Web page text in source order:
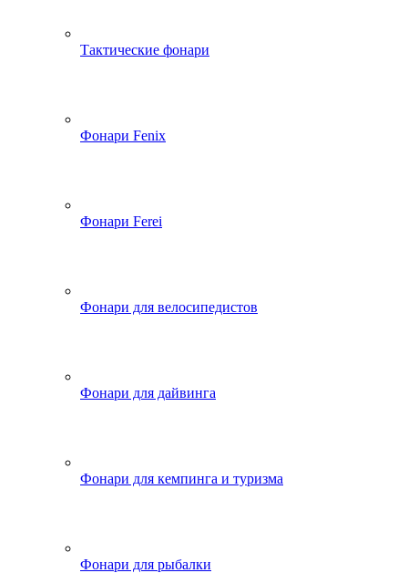
Тактические фонари
Фонари Fenix
Фонари Ferei
Фонари для велосипедистов
Фонари для дайвинга
Фонари для кемпинга и туризма
Фонари для рыбалки